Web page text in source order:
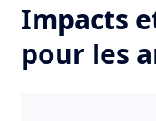
Impacts
pour les